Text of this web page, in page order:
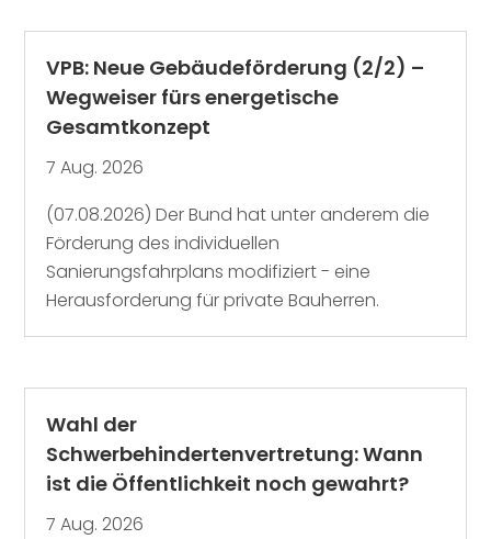
VPB: Neue Gebäudeförderung (2/2) –
Wegweiser fürs energetische
Gesamtkonzept
7 Aug. 2026
(07.08.2026) Der Bund hat unter anderem die
Förderung des individuellen
Sanierungsfahrplans modifiziert - eine
Herausforderung für private Bauherren.
Wahl der
Schwerbehindertenvertretung: Wann
ist die Öffentlichkeit noch gewahrt?
7 Aug. 2026